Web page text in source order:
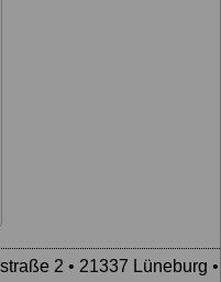
2 • 21337 Lüneburg •